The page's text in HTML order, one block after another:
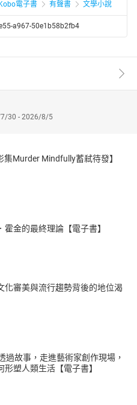
電子書 有聲書 文學小說
a967-50e1b58b2fb4
30 - 2026/8/5
集Murder Mindfully蓄弒待發】
金的最終理論【電子書】
化審美與流行趨勢背後的地位渴
過故事，走進藝術家創作現場，
塑人類生活【電子書】